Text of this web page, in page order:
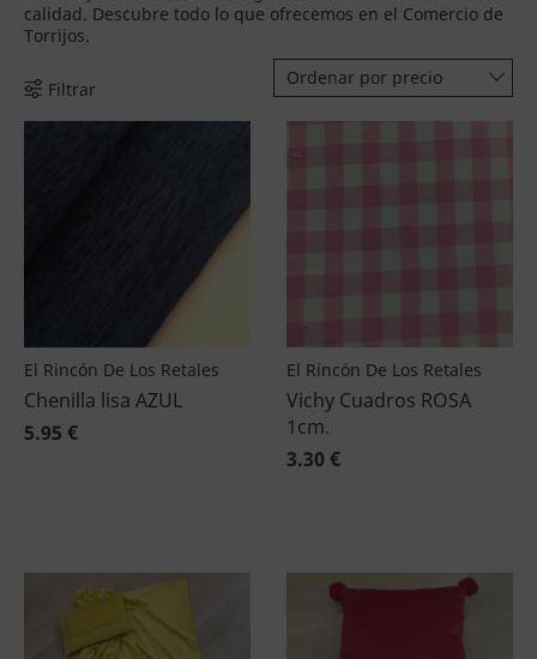
calidad. Descubre todo lo que ofrecemos en el Comercio de
Torrijos.
Filtrar
Ordenar por precio
El Rincón De Los Retales
Chenilla lisa AZUL
5.95 €
El Rincón De Los Retales
Vichy Cuadros ROSA
1cm.
3.30 €